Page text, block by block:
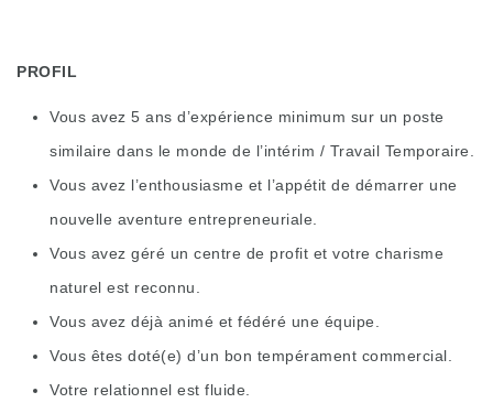
PROFIL
Vous avez 5 ans d’expérience minimum sur un poste
similaire dans le monde de l’intérim / Travail Temporaire.
Vous avez l’enthousiasme et l’appétit de démarrer une
nouvelle aventure entrepreneuriale.
Vous avez géré un centre de profit et votre charisme
naturel est reconnu.
Vous avez déjà animé et fédéré une équipe.
Vous êtes doté(e) d’un bon tempérament commercial.
Votre relationnel est fluide.